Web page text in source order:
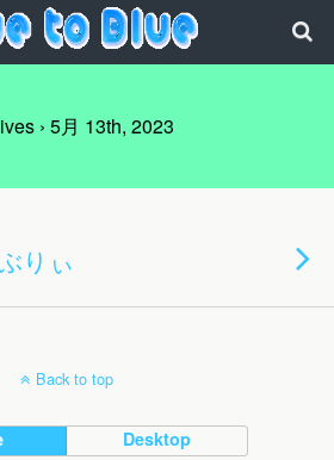
› 5月 13th, 2023
りぃ
Back to top
Desktop